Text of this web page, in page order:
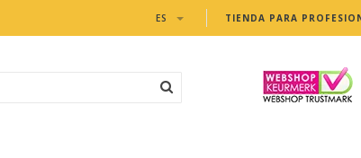
TIENDA PARA
ES